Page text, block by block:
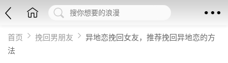
首页 挽回男朋友
异地恋挽回女友，推荐挽回异地恋的方
法